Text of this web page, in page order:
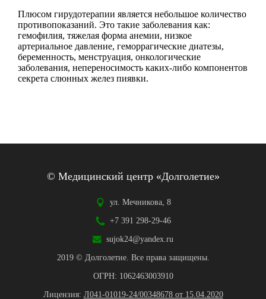
Плюсом гирудотерапии является небольшое количество
противопоказаний. Это такие заболевания как:
гемофилия, тяжелая форма анемии, низкое
артериальное давление, геморрагические диатезы,
беременность, менструация, онкологические
заболевания, непереносимость каких-либо компонентов
секрета слюнных желез пиявки.
© Медицинский центр «Долголетие»
ул. Мечникова, 8
+7 391 298-29-46
sujok24@yandex.ru
2019 © Долголетие. Все права защищены.
ОГРН: 1062463003910
Лицензия: Л041-01019-24/00348678 от 15.04.2020